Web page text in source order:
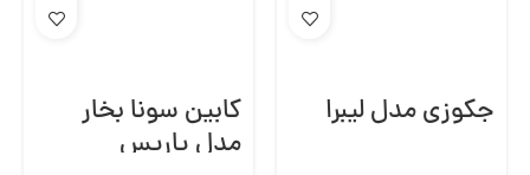
جکوزی مدل لیبرا
کابین سونا بخار
مدل پاریس